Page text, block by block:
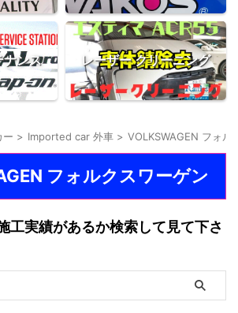
ナンス レーザー クリーニング
ー > Imported car 外車 > VOLKSWAGEN フォル
フォルクスワーゲン
工実績があるか検索して見て下さ